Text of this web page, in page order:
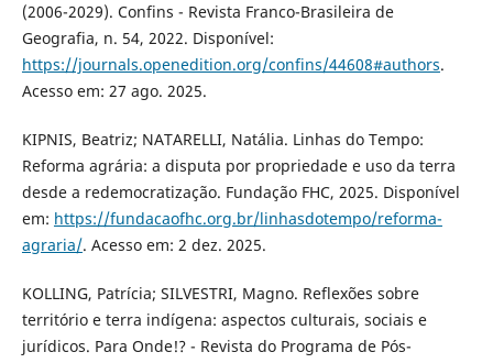
(2006-2029). Confins - Revista Franco-Brasileira de
Geografia, n. 54, 2022. Disponível:
https://journals.openedition.org/confins/44608#authors.
Acesso em: 27 ago. 2025.
KIPNIS, Beatriz; NATARELLI, Natália. Linhas do Tempo:
Reforma agrária: a disputa por propriedade e uso da terra
desde a redemocratização. Fundação FHC, 2025. Disponível
em: https://fundacaofhc.org.br/linhasdotempo/reforma-
agraria/. Acesso em: 2 dez. 2025.
KOLLING, Patrícia; SILVESTRI, Magno. Reflexões sobre
território e terra indígena: aspectos culturais, sociais e
jurídicos. Para Onde!? - Revista do Programa de Pós-